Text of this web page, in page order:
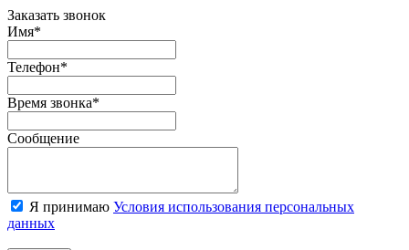
Заказать звонок
Имя*
Телефон*
Время звонка*
Сообщение
Я принимаю Условия использования персональных
данных